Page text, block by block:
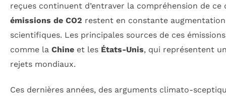
reçues continuent d’entraver la compréhension de ce
émissions de CO2 restent en constante
scientifiques. Les principales sources de ces
comme la Chine et les États-Unis, qui représentent
rejets mondiaux.
Ces dernières années, des arguments climato-